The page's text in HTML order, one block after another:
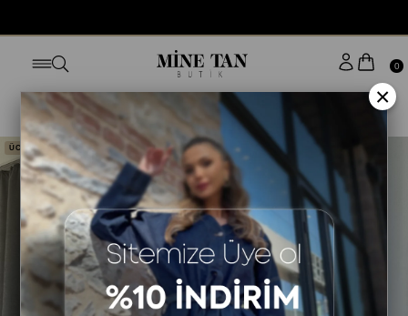
0
Anasayfa ELBİSE STİLE GÖRE KOLSUZ ELBİSE
ÜCRETSİZ KARGO
×